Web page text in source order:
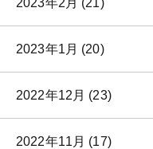
2023年1月 (20)
2022年12月 (23)
2022年11月 (17)